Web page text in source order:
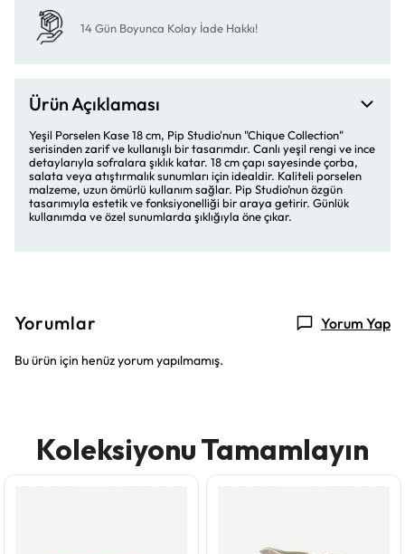
14 Gün Boyunca Kolay İade Hakkı!
Ürün Açıklaması
Yeşil Porselen Kase 18 cm, Pip Studio'nun "Chique Collection"
serisinden zarif ve kullanışlı bir tasarımdır. Canlı yeşil rengi ve ince
detaylarıyla sofralara şıklık katar. 18 cm çapı sayesinde çorba,
salata veya atıştırmalık sunumları için idealdir. Kaliteli porselen
malzeme, uzun ömürlü kullanım sağlar. Pip Studio’nun özgün
tasarımıyla estetik ve fonksiyonelliği bir araya getirir. Günlük
kullanımda ve özel sunumlarda şıklığıyla öne çıkar.
Yorumlar Yorum Yap
Bu ürün için henüz yorum yapılmamış.
Koleksiyonu Tamamlayın